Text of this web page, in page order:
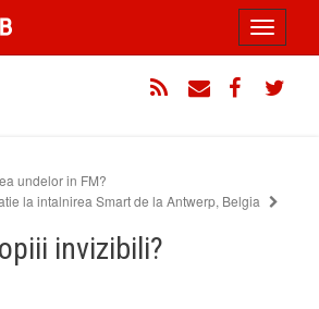
Toggle
undelor in FM?
la intalnirea Smart de la Antwerp, Belgia
invizibili?